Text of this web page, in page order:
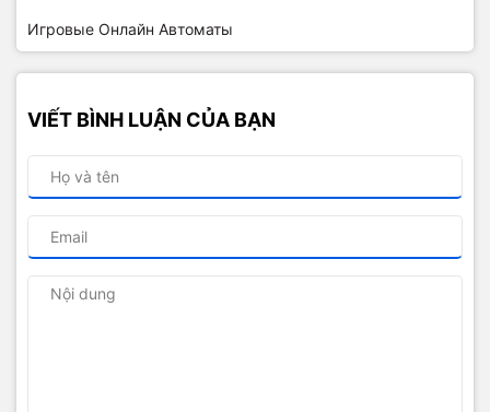
Игровые Онлайн Автоматы
VIẾT BÌNH LUẬN CỦA BẠN